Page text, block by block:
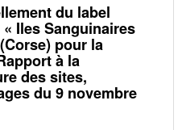
du label
Iles Sanguinaires
pour la
à la
des sites,
du 9 novembre